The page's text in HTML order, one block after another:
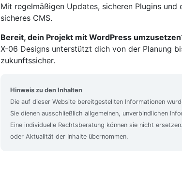
Mit regelmäßigen Updates, sicheren Plugins
sicheres CMS.
Bereit, dein Projekt mit WordPress
X-06 Designs unterstützt dich von der Planung
zukunftssicher.
Hinweis zu den Inhalten
Die auf dieser Website bereitgestellten Informationen
Sie dienen ausschließlich allgemeinen, unverbindlichen
Eine individuelle Rechtsberatung können sie nicht
oder Aktualität der Inhalte übernommen.